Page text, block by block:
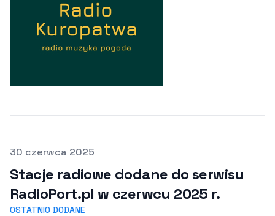
Opublikowano
30 czerwca 2025
Stacje radiowe dodane do serwisu
RadioPort.pl w czerwcu 2025 r.
OSTATNIO DODANE